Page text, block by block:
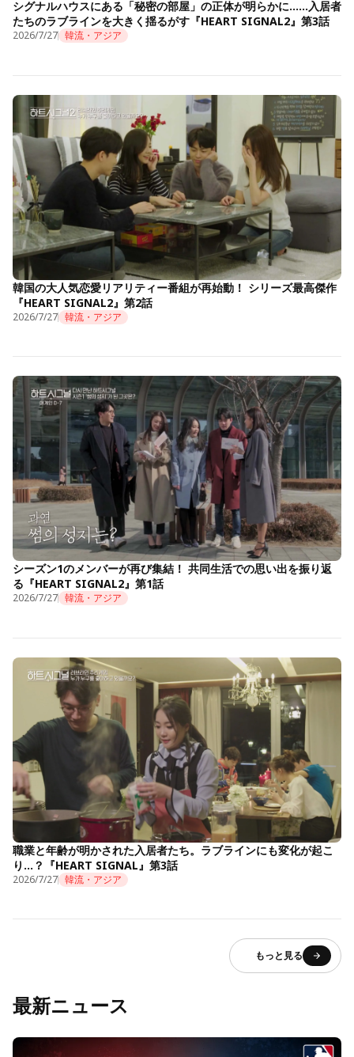
シグナルハウスにある「秘密の部屋」の正体が明らかに……入居者
たちのラブラインを大きく揺るがす『HEART SIGNAL2』第3話
2026/7/27 韓流・アジア
韓国の大人気恋愛リアリティー番組が再始動！ シリーズ最高傑作
『HEART SIGNAL2』第2話
2026/7/27 韓流・アジア
シーズン1のメンバーが再び集結！ 共同生活での思い出を振り返
る『HEART SIGNAL2』第1話
2026/7/27 韓流・アジア
職業と年齢が明かされた入居者たち。ラブラインにも変化が起こ
り…？『HEART SIGNAL』第3話
2026/7/27 韓流・アジア
もっと見る
最新ニュース